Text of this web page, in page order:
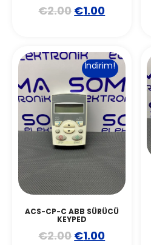
€2.00 €1.00
İndirim!
ACS-CP-C ABB SÜRÜCÜ
KEYPED
€2.00 €1.00